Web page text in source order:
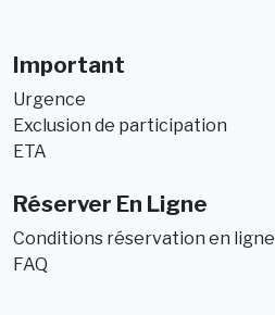
Important
Urgence
Exclusion de participation
ETA
Réserver En Ligne
Conditions réservation en ligne
FAQ